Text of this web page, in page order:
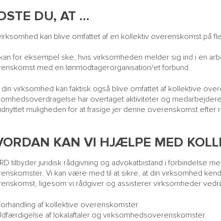
DU, AT …
kan blive omfattet af en kollektiv overenskomst på
for eksempel ske, hvis virksomheden melder sig ind i en
med en lønmodtagerorganisation/et forbund.
din virksomhed kan faktisk også blive omfattet af kollektive
har overtaget aktiviteter og
muligheden for at frasige jer denne overenskomst
KAN VI HJÆLPE MED
tilbyder juridisk rådgivning og advokatbistand i forbindelse
Vi kan være med til at sikre, at din virksomhed
ligesom vi rådgiver og assisterer virksomheder
af kollektive overenskomster
af lokalaftaler og virksomhedsoverenskomster